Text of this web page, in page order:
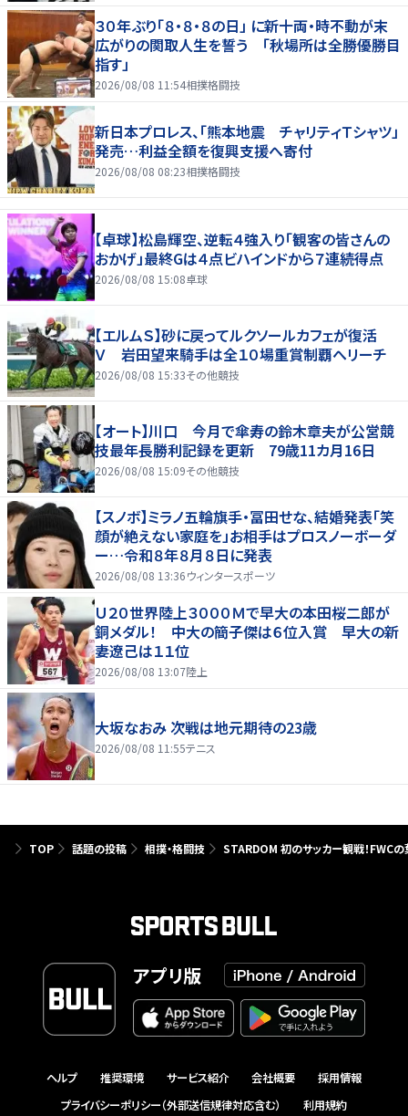
３０年ぶり「８・８・８の日」 に新十両・時不動が末
広がりの関取人生を誓う 「秋場所は全勝優勝目
指す」
2026/08/08 11:54相撲格闘技
新日本プロレス、「熊本地震 チャリティＴシャツ」
発売…利益全額を復興支援へ寄付
2026/08/08 08:23相撲格闘技
【卓球】松島輝空、逆転４強入り「観客の皆さんの
おかげ」最終Gは４点ビハインドから７連続得点
2026/08/08 15:08卓球
【エルムＳ】砂に戻ってルクソールカフェが復活
Ｖ 岩田望来騎手は全１０場重賞制覇へリーチ
2026/08/08 15:33その他競技
【オート】川口 今月で傘寿の鈴木章夫が公営競
技最年長勝利記録を更新 79歳11カ月16日
2026/08/08 15:09その他競技
【スノボ】ミラノ五輪旗手・冨田せな、結婚発表「笑
顔が絶えない家庭を」お相手はプロスノーボーダ
ー…令和８年８月８日に発表
2026/08/08 13:36ウィンタースポーツ
Ｕ２０世界陸上３０００Ｍで早大の本田桜二郎が
銅メダル！ 中大の簡子傑は６位入賞 早大の新
妻遼己は１１位
2026/08/08 13:07陸上
大坂なおみ 次戦は地元期待の23歳
2026/08/08 11:55テニス
TOP 話題の投稿 相撲・格闘技 STARDOM 初のサッカー観戦！FWC
アプリ版
ヘルプ 推奨環境 サービス紹介 会社概要
採用情報
プライバシーポリシー（外部送信規律対応含む）
利用規約